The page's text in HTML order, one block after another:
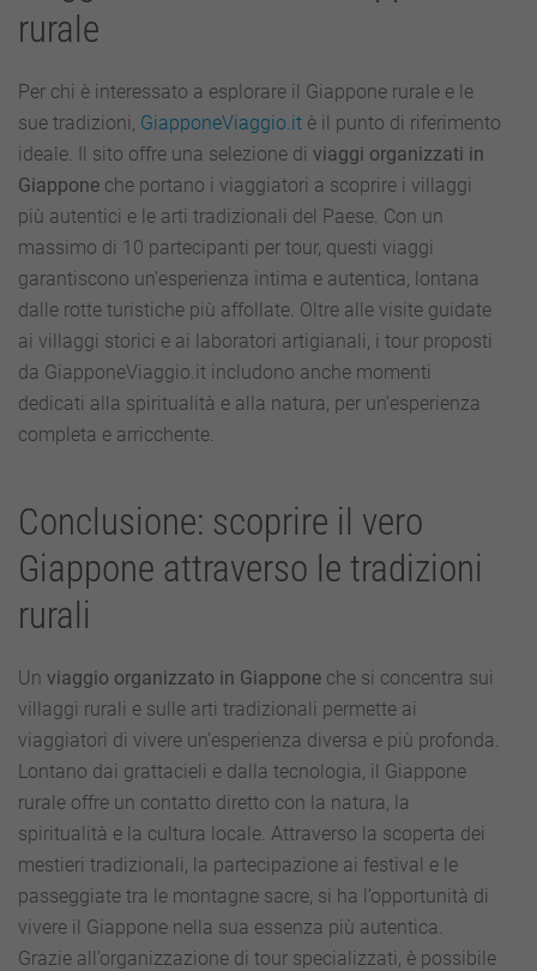
rurale
Per chi è interessato a esplorare il Giappone rurale e le
sue tradizioni, GiapponeViaggio.it è il punto di riferimento
ideale. Il sito offre una selezione di viaggi organizzati in
Giappone che portano i viaggiatori a scoprire i villaggi
più autentici e le arti tradizionali del Paese. Con un
massimo di 10 partecipanti per tour, questi viaggi
garantiscono un’esperienza intima e autentica, lontana
dalle rotte turistiche più affollate. Oltre alle visite guidate
ai villaggi storici e ai laboratori artigianali, i tour proposti
da GiapponeViaggio.it includono anche momenti
dedicati alla spiritualità e alla natura, per un’esperienza
completa e arricchente.
Conclusione: scoprire il vero
Giappone attraverso le tradizioni
rurali
Un viaggio organizzato in Giappone che si concentra sui
villaggi rurali e sulle arti tradizionali permette ai
viaggiatori di vivere un’esperienza diversa e più profonda.
Lontano dai grattacieli e dalla tecnologia, il Giappone
rurale offre un contatto diretto con la natura, la
spiritualità e la cultura locale. Attraverso la scoperta dei
mestieri tradizionali, la partecipazione ai festival e le
passeggiate tra le montagne sacre, si ha l’opportunità di
vivere il Giappone nella sua essenza più autentica.
Grazie all’organizzazione di tour specializzati, è possibile